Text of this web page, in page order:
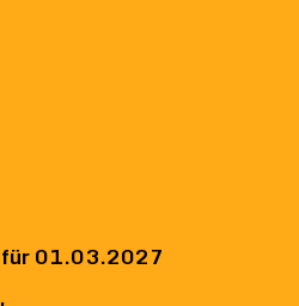
für 01.03.2027